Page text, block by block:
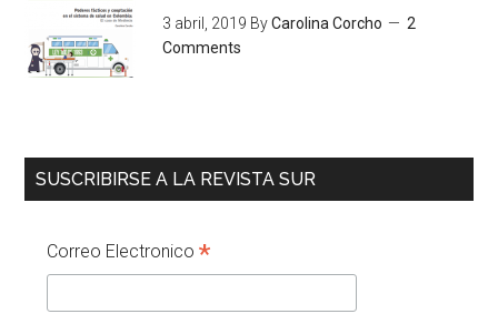
3 abril, 2019 ByCarolina Corcho
2
Comments
SUSCRIBIRSE A LA REVISTA SUR
Correo Electronico*